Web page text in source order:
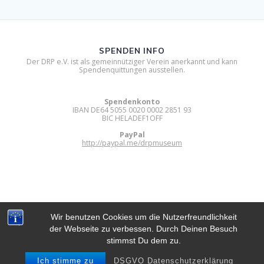
Wir benutzen Cookies um die Nutzerfreundlichkeit
der Webseite zu verbessen. Durch Deinen Besuch
stimmst Du dem zu.
Ich stimme zu DSGVO Datenschutzerklärung
DIGITAL RETRO PARK E.V.
© 2012 - 2026 Digital Retro Park e.V..
Built using WordPress and Mesmerize Theme.
SPENDEN INFO
Der DRP e.V. ist als gemeinnütziger Verein anerkannt und kann
Spendenquittungen ausstellen.
Spendenkonto
IBAN DE64 5055 0020 0002 2851 93
BIC HELADEF1OFF
PayPal
http://paypal.me/drpmuseum